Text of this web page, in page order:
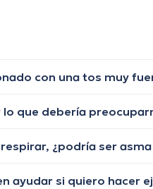
que debería
ayudar si quiero hacer